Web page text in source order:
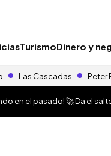
TurismoDinero y
Las Cascadas Peter
en el pasado! 🚀 Da el